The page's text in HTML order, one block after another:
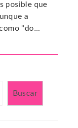
posible que
a
"do...
Buscar